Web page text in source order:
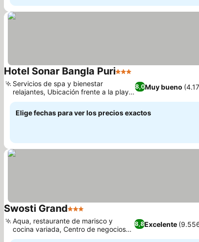
Hotel Sonar Bangla Puri3 Estrellas
8,0Muy bueno
Servicios de spa y bienestar
relajantes, Ubicación frente a la playa
con vistas al mar
Elige fechas para ver los precios exactos
Swosti Grand3 Estrellas
8,8Excelente
Aqua, restaurante de marisco y
cocina variada, Centro de negocios
bien equipado